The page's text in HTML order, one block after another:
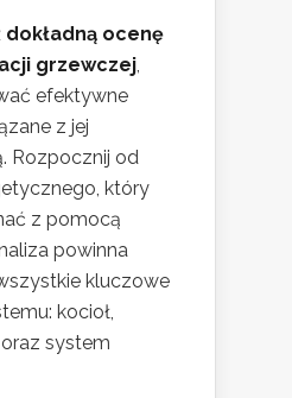
dokładną ocenę
grzewczej,
efektywne
z jej
Rozpocznij od
który
z pomocą
powinna
kluczowe
kocioł,
system